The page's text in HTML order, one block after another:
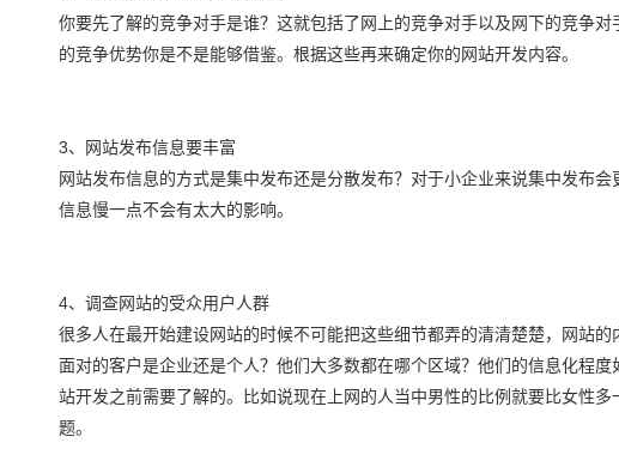
你要先了解的竞争对手是谁？这就包括了网上的竞争对手以及网下的竞争
的竞争优势你是不是能够借鉴。根据这些再来确定你的网站开发内容。
3、网站发布信息要丰富
网站发布信息的方式是集中发布还是分散发布？对于小企业来说集中发布
信息慢一点不会有太大的影响。
4、调查网站的受众用户人群
很多人在最开始建设网站的时候不可能把这些细节都弄的清清楚楚，网站
面对的客户是企业还是个人？他们大多数都在哪个区域？他们的信息化程
站开发之前需要了解的。比如说现在上网的人当中男性的比例就要比女性
题。